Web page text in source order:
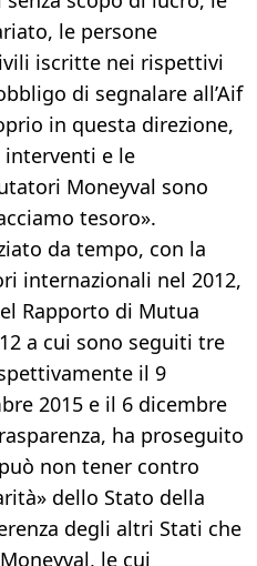
le persone
iscritte nei rispettivi
di segnalare all’Aif
in questa direzione,
e le
Moneyval sono
tesoro».
da tempo, con la
internazionali nel 2012,
Rapporto di Mutua
a cui sono seguiti tre
il 9
2015 e il 6 dicembre
ha proseguito
non tener contro
dello Stato della
degli altri Stati che
le cui